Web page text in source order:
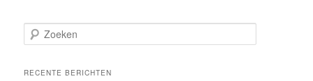
o
k
RECENTE BERICHTEN